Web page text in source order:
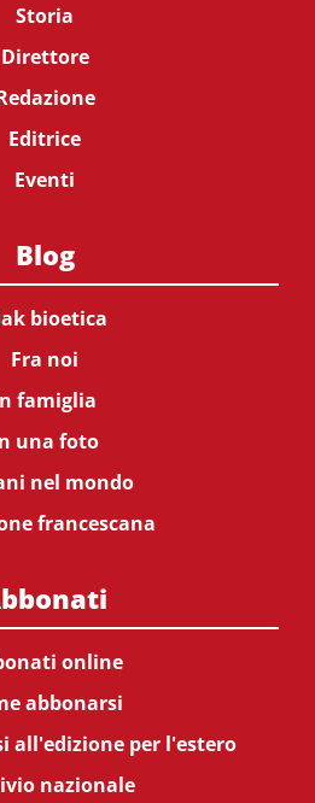
Storia
Direttore
Editrice
Eventi
Blog
bioetica
Fra noi
famiglia
una foto
nel mondo
francescana
online
abbonarsi
all'edizione per l'estero
nazionale